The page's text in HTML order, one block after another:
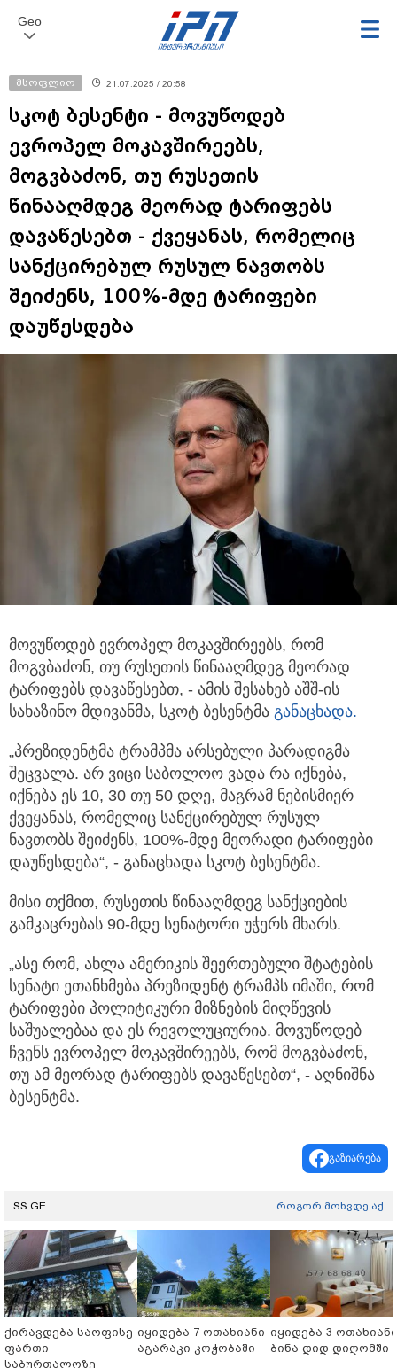
Geo
მსოფლიო 21.07.2025 / 20:58
სკოტ ბესენტი - მოვუწოდებ
ევროპელ მოკავშირეებს,
მოგვბაძონ, თუ რუსეთის
წინააღმდეგ მეორად ტარიფებს
დავაწესებთ - ქვეყანას, რომელიც
სანქცირებულ რუსულ ნავთობს
შეიძენს, 100%-მდე ტარიფები
დაუწესდება
მოვუწოდებ ევროპელ მოკავშირეებს, რომ
მოგვბაძონ, თუ რუსეთის წინააღმდეგ მეორად
ტარიფებს დავაწესებთ, - ამის შესახებ აშშ-ის
სახაზინო მდივანმა, სკოტ ბესენტმა განაცხადა.
„პრეზიდენტმა ტრამპმა არსებული პარადიგმა
შეცვალა. არ ვიცი საბოლოო ვადა რა იქნება,
იქნება ეს 10, 30 თუ 50 დღე, მაგრამ ნებისმიერ
ქვეყანას, რომელიც სანქცირებულ რუსულ
ნავთობს შეიძენს, 100%-მდე მეორადი ტარიფები
დაუწესდება“, - განაცხადა სკოტ ბესენტმა.
მისი თქმით, რუსეთის წინააღმდეგ სანქციების
გამკაცრებას 90-მდე სენატორი უჭერს მხარს.
„ასე რომ, ახლა ამერიკის შეერთებული შტატების
სენატი ეთანხმება პრეზიდენტ ტრამპს იმაში, რომ
ტარიფები პოლიტიკური მიზნების მიღწევის
საშუალებაა და ეს რევოლუციურია. მოვუწოდებ
ჩვენს ევროპელ მოკავშირეებს, რომ მოგვბაძონ,
თუ ამ მეორად ტარიფებს დავაწესებთ“, - აღნიშნა
ბესენტმა.
გაზიარება
SS.GE როგორ მოხვდე აქ
ქირავდება საოფისე
ფართი
საბურთალოზე
იყიდება 7 ოთახიანი
აგარაკი კოჭობაში
იყიდება 3 ოთახიანი
ბინა დიდ დიღომში